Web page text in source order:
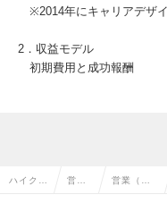
※2014年にキャリアデザ
2．収益モデル
初期費用と成功報酬
ハイクラ 営業 営業（法